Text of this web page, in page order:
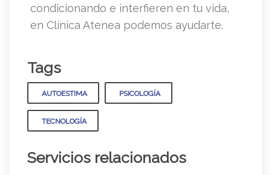
condicionando e interfieren en tu vida,
en Clínica Atenea podemos ayudarte.
Tags
AUTOESTIMA PSICOLOGÍA
TECNOLOGÍA
Servicios relacionados